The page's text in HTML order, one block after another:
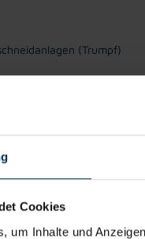
Cookies
um Inhalte und
(Trumpf)